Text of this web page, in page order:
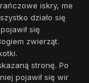
iskry, me
działo się
się
zwierząt.
stronę. Po
pojawił się wir